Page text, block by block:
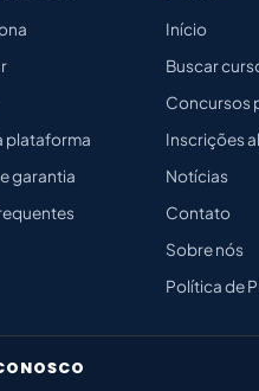
plataforma
garantia
Início
Buscar
Concursos
Inscrições
Notícias
Contato
Sobre nós
Política de